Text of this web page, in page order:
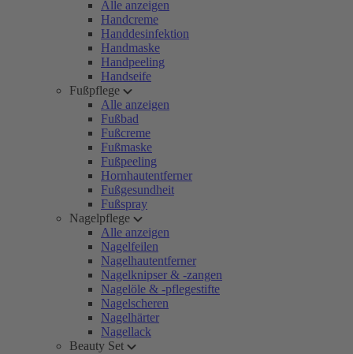
Alle anzeigen
Handcreme
Handdesinfektion
Handmaske
Handpeeling
Handseife
Fußpflege
Alle anzeigen
Fußbad
Fußcreme
Fußmaske
Fußpeeling
Hornhautentferner
Fußgesundheit
Fußspray
Nagelpflege
Alle anzeigen
Nagelfeilen
Nagelhautentferner
Nagelknipser & -zangen
Nagelöle & -pflegestifte
Nagelscheren
Nagelhärter
Nagellack
Beauty Set